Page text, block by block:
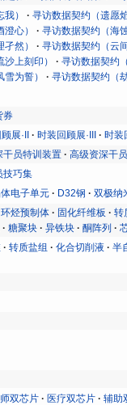
） 寻访数据契约（遗愿焰
心） 寻访数据契约（海蚀
然） 寻访数据契约（云
上刻印） 寻访数据契约
为誓） 寻访数据契约（
券
展·II 时装回顾展·III
时装
干员特训装置 高级资深干
技巧集
电子单元 D32钢 双极纳
环烃预制体 固化纤维板 转
糖聚块 异铁块 酮阵列
转质盐组 化合切削液 半
双芯片 医疗双芯片 辅助